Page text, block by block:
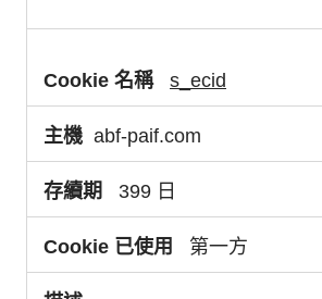
s_ecid
abf-paif.com
399 日
第一方